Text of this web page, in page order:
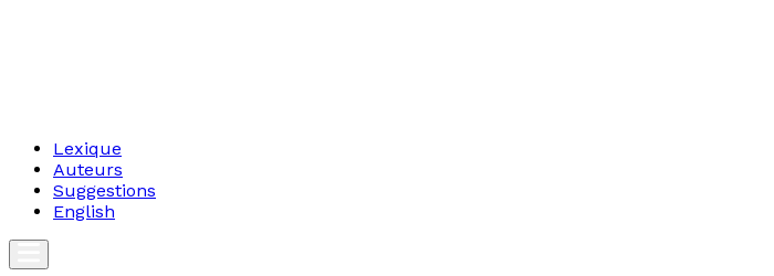
Lexique
Auteurs
Suggestions
English